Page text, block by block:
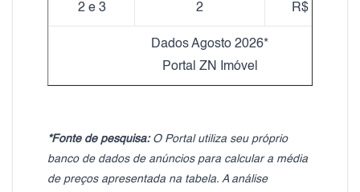
2 e 3 2 R$ 28,14
Dados Agosto 2026*
Portal ZN Imóvel
*Fonte de pesquisa:O Portal utiliza seu próprio
banco de dados de anúncios para calcular a média
de preços apresentada na tabela. A análise